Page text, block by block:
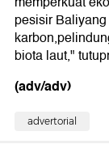
pesisir
biota laut,"
(adv/adv)
advertorial